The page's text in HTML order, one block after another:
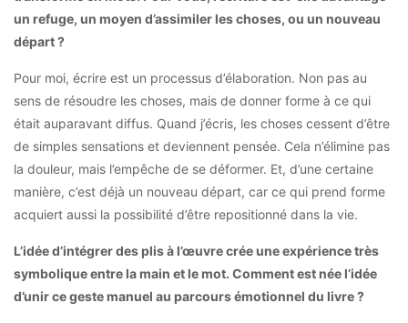
un refuge, un moyen d’assimiler les choses, ou un nouveau
départ ?
Pour moi, écrire est un processus d’élaboration. Non pas au
sens de résoudre les choses, mais de donner forme à ce qui
était auparavant diffus. Quand j’écris, les choses cessent d’être
de simples sensations et deviennent pensée. Cela n’élimine pas
la douleur, mais l’empêche de se déformer. Et, d’une certaine
manière, c’est déjà un nouveau départ, car ce qui prend forme
acquiert aussi la possibilité d’être repositionné dans la vie.
L’idée d’intégrer des plis à l’œuvre crée une expérience très
symbolique entre la main et le mot. Comment est née l’idée
d’unir ce geste manuel au parcours émotionnel du livre ?